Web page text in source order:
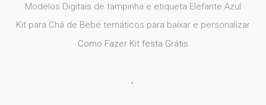
Modelos Digitais de tampinha e etiqueta Elefante Azul
Kit para Chá de Bebé temáticos para baixar e personalizar
Como Fazer Kit festa Grátis